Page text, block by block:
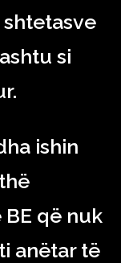
si
ishin
që nuk
anëtar të